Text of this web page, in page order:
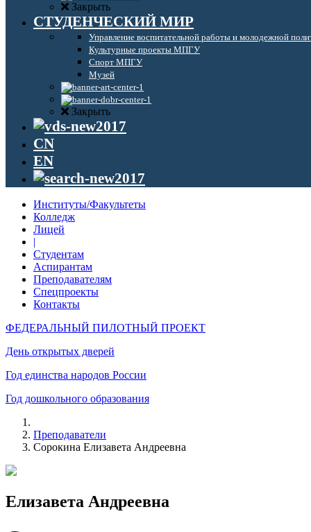
Закрыть
СТУДЕНЧЕСКИЙ МИР
Управление воспитательной работы и молодежной
Культурные проекты МПГУ
Спорт МПГУ
Музей
Закрыть
CN
EN
Институты/Факультеты
Колледж
Лицей
|
Студентам
Аспирантам
Преподавателям
Спецпроекты
Контакты
ФЕДЕРАЛЬНЫЙ ПИЛОТНЫЙ ПРОЕКТ
День открытых дверей
Год единства народов России
Год дошкольного образования
Преподаватели
Сорокина Елизавета Андреевна
Елизавета Андреевна